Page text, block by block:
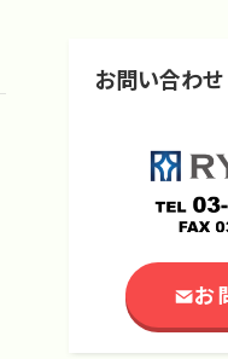
お問い合わせ
お